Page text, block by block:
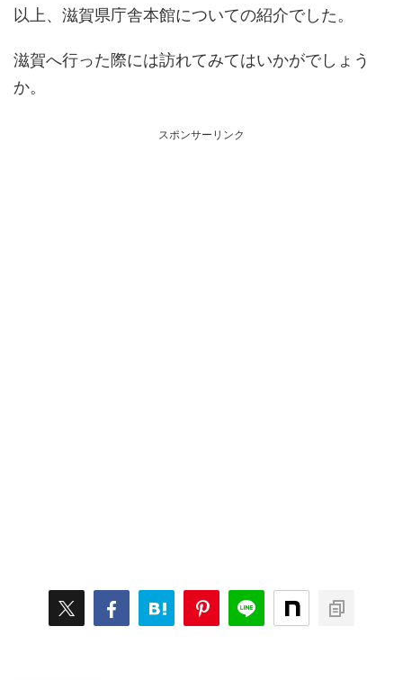
以上、滋賀県庁舎本館についての紹介でした。
滋賀へ行った際には訪れてみてはいかがでしょう
か。
スポンサーリンク